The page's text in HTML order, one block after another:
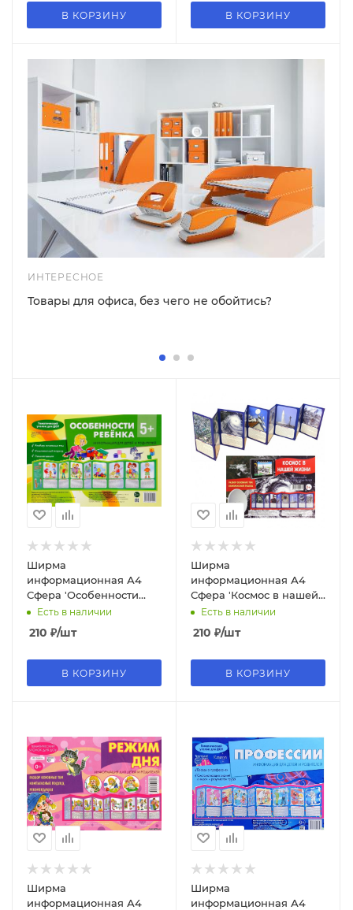
В КОРЗИНУ В КОРЗИНУ
ИНТЕРЕСНОЕ
Товары для офиса, без чего не обойтись?
Ширма
информационная А4
Сфера 'Особенности
ребенка 5+', 978-5-9949-
1425-0
Есть в наличии
210 ₽/шт
В КОРЗИНУ
Ширма
информационная А4
Сфера 'Космос в нашей
жизни', 978-5-9715-0927-1
Есть в наличии
210 ₽/шт
В КОРЗИНУ
Ширма
информационная А4
Ширма
информационная А4